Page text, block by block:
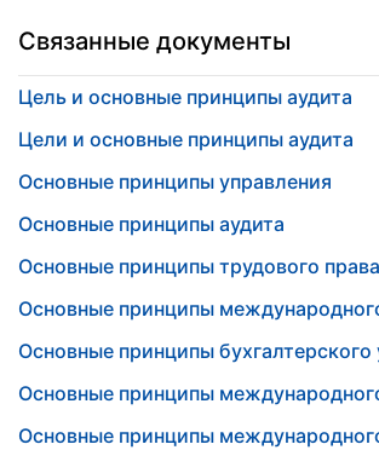
Связанные документы
Цель и основные принципы аудита
Цели и основные принципы аудита
Основные принципы управления
Основные принципы аудита
Основные принципы трудового права
Основные принципы
Основные принципы бухгалтерского
Основные принципы
Основные принципы